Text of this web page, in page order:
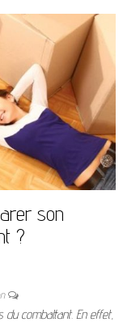
son
?
combattant. En effet,